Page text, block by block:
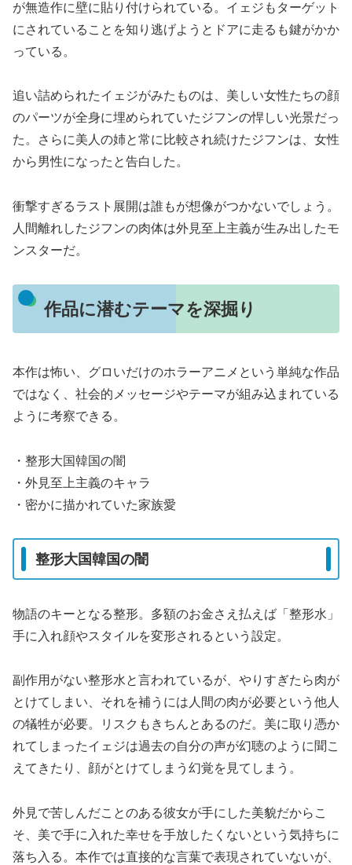
が無造作に壁に貼り付けられている。イェジもターゲット
にされていることを知り逃げようとドアに走るも鍵がかか
っている。
追い詰められたイェジがみたものは、美しい女性たちの顔
のパーツが全身に埋められていたジフンの悍しい光景だっ
た。さらに美人の姉と常に比較され続けたジフンは、女性
から男性になったと告白した。
衝撃すぎるラスト展開は誰もが想像がつかないでしょう。
人間離れしたジフンの肉体は外見至上主義が生み出したモ
ンスターだ。
作品に潜むテーマを深掘り
本作は怖い、グロいだけのホラーアニメという単純な作品
ではなく、社会的メッセージやテーマが組み込まれている
ように考察できる。
・整形大国韓国の闇
・外見至上主義のキャラ
・密かに描かれていた家族愛
整形大国韓国の闇
物語のキーとなる整形。多額のお金さえ払えば「整形水」
手に入れ顔やスタイルを変形されるという設定。
副作用がない整形水と言われているが、やりすぎたら肉が
とけてしまい、それを補うには人間の肉が必要という他人
の犠牲が必要。リスクもきちんとあるのだ。美に取り憑か
れてしまったイェジは過去の自分の声が幻聴のように聞こ
えてきたり、顔がとけてしまう幻覚を見てしまう。
外見で苦しんだことのある彼女が手にした美貌だからこ
そ、美で手に入れた幸せを手放したくないという気持ちに
落ち入る。本作では直接的な言葉で表現されていないが、